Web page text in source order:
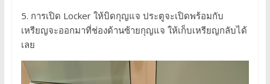
5. การเปิด Locker ให้บิดกุญแจ ประตูจะเปิดพร้อมกับ
เหรียญจะออกมาที่ช่องด้านซ้ายกุญแจ ให้เก็บเหรียญกลับได้
เลย